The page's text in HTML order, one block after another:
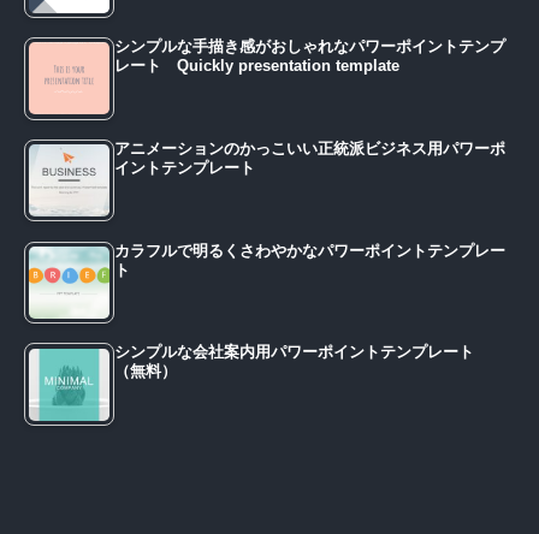
シンプルな手描き感がおしゃれなパワーポイントテンプ
レート Quickly presentation template
アニメーションのかっこいい正統派ビジネス用パワーポ
イントテンプレート
カラフルで明るくさわやかなパワーポイントテンプレー
ト
シンプルな会社案内用パワーポイントテンプレート
（無料）